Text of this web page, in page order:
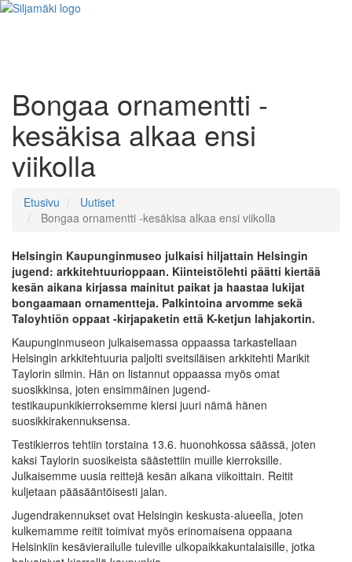
Bongaa ornamentti -
kesäkisa alkaa ensi
viikolla
Etusivu
Uutiset
Bongaa ornamentti -kesäkisa alkaa ensi viikolla
Helsingin Kaupunginmuseo julkaisi hiljattain Helsingin
jugend: arkkitehtuurioppaan. Kiinteistölehti päätti kiertää
kesän aikana kirjassa mainitut paikat ja haastaa lukijat
bongaamaan ornamentteja. Palkintoina arvomme sekä
Taloyhtiön oppaat -kirjapaketin että K-ketjun lahjakortin.
Kaupunginmuseon julkaisemassa oppaassa tarkastellaan
Helsingin arkkitehtuuria paljolti sveitsiläisen arkkitehti Marikit
Taylorin silmin. Hän on listannut oppaassa myös omat
suosikkinsa, joten ensimmäinen jugend-
testikaupunkikierroksemme kiersi juuri nämä hänen
suosikkirakennuksensa.
Testikierros tehtiin torstaina 13.6. huonohkossa säässä, joten
kaksi Taylorin suosikeista säästettiin muille kierroksille.
Julkaisemme uusia reittejä kesän aikana viikoittain. Reitit
kuljetaan pääsääntöisesti jalan.
Jugendrakennukset ovat Helsingin keskusta-alueella, joten
kulkemamme reitit toimivat myös erinomaisena oppaana
Helsinkiin kesävierailulle tuleville ulkopaikkakuntalaisille, jotka